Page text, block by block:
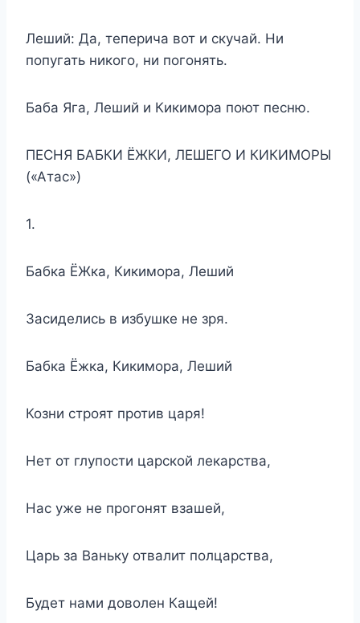
Леший: Да, теперича вот и скучай. Ни
попугать никого, ни погонять.
Баба Яга, Леший и Кикимора поют песню.
ПЕСНЯ БАБКИ ЁЖКИ, ЛЕШЕГО И КИКИМОРЫ
(«Атас»)
1.
Бабка ЁЖка, Кикимора, Леший
Засиделись в избушке не зря.
Бабка Ёжка, Кикимора, Леший
Козни строят против царя!
Нет от глупости царской лекарства,
Нас уже не прогонят взашей,
Царь за Ваньку отвалит полцарства,
Будет нами доволен Кащей!